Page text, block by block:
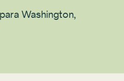
Washington,